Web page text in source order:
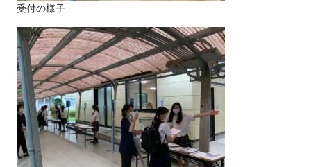
受付の様子